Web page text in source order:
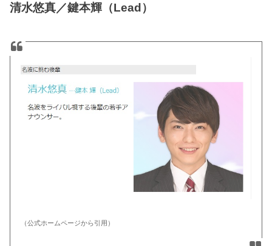
清水悠真／鍵本輝（Lead）
（公式ホームページから引用）